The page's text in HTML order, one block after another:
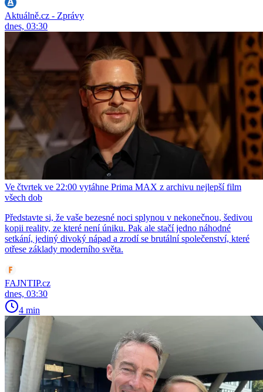
Aktuálně.cz - Zprávy
dnes, 03:30
Ve čtvrtek ve 22:00 vytáhne Prima MAX z archivu nejlepší film
všech dob
Představte si, že vaše bezesné noci splynou v nekonečnou, šedivou
kopii reality, ze které není úniku. Pak ale stačí jedno náhodné
setkání, jediný divoký nápad a zrodí se brutální společenství, které
otřese základy moderního světa.
FAJNTIP.cz
dnes, 03:30
4 min